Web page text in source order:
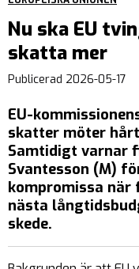
Nu ska EU
skatta mer
Publicerad 2026-05-17
EU-
skatter möter
Samtidigt varnar
Svantesson (M)
kompromissa när
nästa
skede.